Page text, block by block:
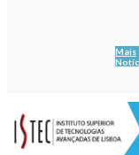
Mais